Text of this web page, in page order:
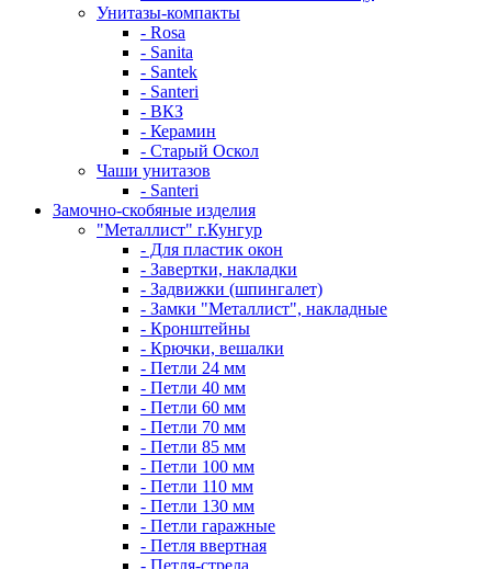
Унитазы-компакты
- Rosa
- Sanita
- Santek
- Santeri
- ВКЗ
- Керамин
- Старый Оскол
Чаши унитазов
- Santeri
Замочно-скобяные изделия
"Металлист" г.Кунгур
- Для пластик окон
- Завертки, накладки
- Задвижки (шпингалет)
- Замки "Металлист", накладные
- Кронштейны
- Крючки, вешалки
- Петли 24 мм
- Петли 40 мм
- Петли 60 мм
- Петли 70 мм
- Петли 85 мм
- Петли 100 мм
- Петли 110 мм
- Петли 130 мм
- Петли гаражные
- Петля ввертная
- Петля-стрела